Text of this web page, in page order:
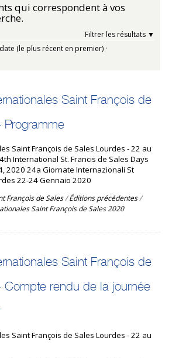
qui correspondent à vos
Filtrer les résultats
date (le plus récent en premier) ·
Saint François de
Saint François de Sales Lourdes - 22 au
International St. Francis de Sales Days
2020 24a Giornate Internazionali St
22-24 Gennaio 2020
François de Sales/Éditions précédentes/
Saint François de Sales 2020
Saint François de
rendu de la journée
Saint François de Sales Lourdes - 22 au